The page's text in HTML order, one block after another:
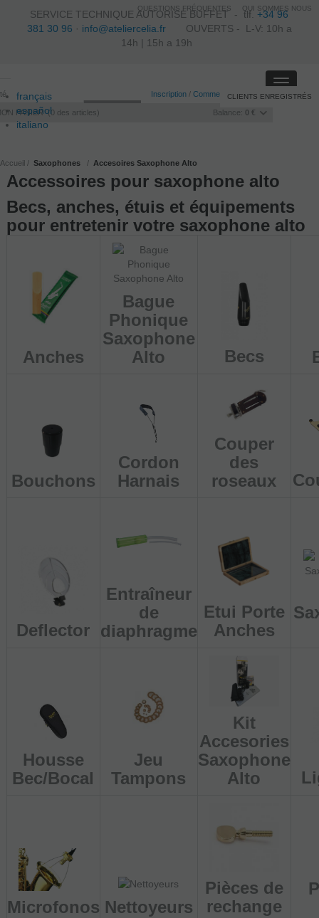
SERVICE TECHNIQUE AUTORISE BUFFET - tlf. +34 96
381 30 96 · info@ateliercelia.frOUVERTS - L-V: 10h a
14h | 15h a 19h
français
español
italiano
Inscription / Commencer la session
PANIER 0 des articles Balance: 0 €
CLIENTS ENREGISTRÉS
Toggle
Accueil Saxophones Accesoires Saxophone Alto
Accessoires pour saxophone alto
Becs, anches, étuis et équipements
pour entretenir votre saxophone alto
Anches
Bague
Phonique
Saxophone
Alto
Becs
Bouchons
Cordon
Harnais
Couper
des
roseaux
Deflector
Entraîneur
de
diaphragme
Etui Porte
Anches
Housse
Bec/Bocal
Jeu
Tampons
Kit
Accesories
Saxophone
Alto
Microfonos Nettoyeurs
Pièces de
rechange
QUESTIONS FRÉQUENTES QUI SOMMES NOUS